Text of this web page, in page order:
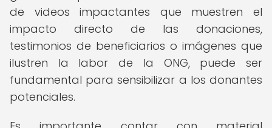
de videos impactantes que muestren el
impacto directo de las donaciones,
testimonios de beneficiarios o imágenes que
ilustren la labor de la ONG, puede ser
fundamental para sensibilizar a los donantes
potenciales.